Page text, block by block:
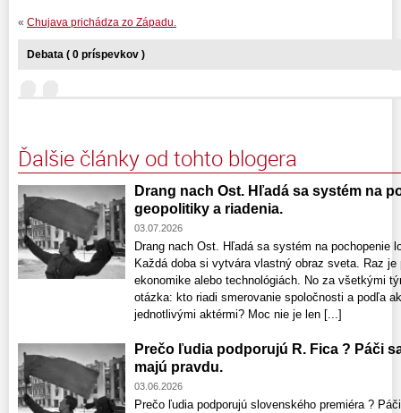
« Chujava prichádza zo Západu.
Debata ( 0 príspevkov )
Ďalšie články od tohto blogera
Drang nach Ost. Hľadá sa systém na
geopolitiky a riadenia.
03.07.2026
Drang nach Ost. Hľadá sa systém na pochopenie
Každá doba si vytvára vlastný obraz sveta. Raz
ekonomike alebo technológiách. No za všetkými
otázka: kto riadi smerovanie spoločnosti a podľa
jednotlivými aktérmi? Moc nie je len [...]
Prečo ľudia podporujú R. Fica ? Páči
majú pravdu.
03.06.2026
Prečo ľudia podporujú slovenského premiéra ?